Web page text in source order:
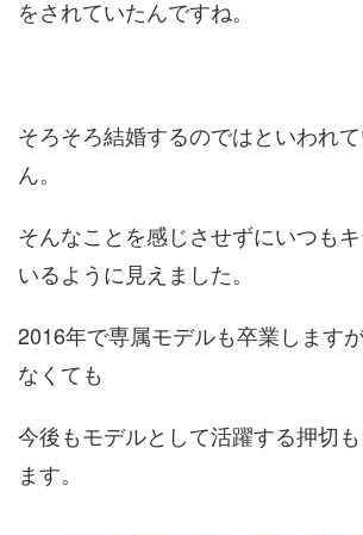
をされていたんですね。
そろそろ結婚するのではといわれ
ん。
そんなことを感じさせずにいつも
いるように見えました。
2016年で専属モデルも卒業します
なくても
今後もモデルとして活躍する押切
ます。